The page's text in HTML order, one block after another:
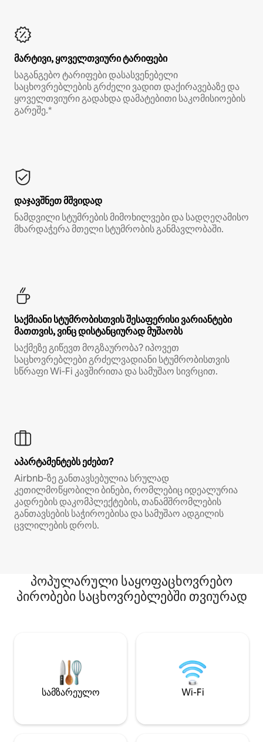
მარტივი, ყოველთვიური ტარიფები
საგანგებო ტარიფები დასასვენებელი
საცხოვრებლების გრძელი ვადით დაქირავებაზე და
ყოველთვიური გადახდა დამატებითი საკომისიოების
გარეშე.*
დაჯავშნეთ მშვიდად
ნამდვილი სტუმრების მიმოხილვები და სადღეღამისო
მხარდაჭერა მთელი სტუმრობის განმავლობაში.
საქმიანი სტუმრობისთვის შესაფერისი ვარიანტები
მათთვის, ვინც დისტანციურად მუშაობს
საქმეზე გიწევთ მოგზაურობა? იპოვეთ
საცხოვრებლები გრძელვადიანი სტუმრობისთვის
სწრაფი Wi‑Fi კავშირითა და სამუშაო სივრცით.
აპარტამენტებს ეძებთ?
Airbnb‑ზე განთავსებულია სრულად
კეთილმოწყობილი ბინები, რომლებიც იდეალურია
კადრების დაკომპლექტების, თანამშრომლების
განთავსების საჭიროებისა და სამუშაო ადგილის
ცვლილების დროს.
პოპულარული საყოფაცხოვრებო
პირობები საცხოვრებლებში თვიურად
სამზარეულო Wi-Fi